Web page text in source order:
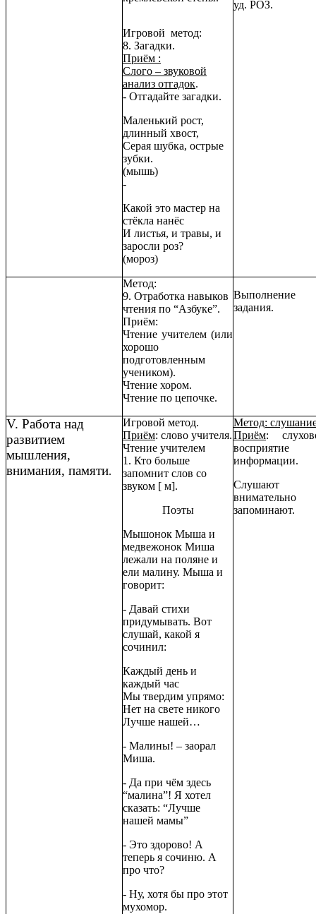
Игровой метод:
8. Загадки.
Приём :
Слого – звуковой
анализ отгадок.
- Отгадайте загадки.
Маленький рост,
длинный хвост,
Серая шубка, острые
зубки.
(мышь)
-
Какой это мастер на
стёкла нанёс
И листья, и травы, и
заросли роз?
(мороз)
уд. РОЗ.
Метод:
9. Отработка навыков
чтения по “Азбуке”.
Приём:
Чтение учителем (или
хорошо
подготовленным
учеником).
Чтение хором.
Чтение по цепочке.
Выполнение
задания.
V. Работа над
развитием
мышления,
внимания, памяти.
Игровой метод.
Приём: слово учителя.
Чтение учителем
1. Кто больше
запомнит слов со
звуком [ м].
Поэты
Мышонок Мыша и
медвежонок Миша
лежали на поляне и
ели малину. Мыша и
говорит:
- Давай стихи
придумывать. Вот
слушай, какой я
сочинил:
Каждый день и
каждый час
Мы твердим упрямо:
Нет на свете никого
Лучше нашей…
- Малины! – заорал
Миша.
- Да при чём здесь
“малина”! Я хотел
сказать: “Лучше
нашей мамы”
- Это здорово! А
теперь я сочиню. А
про что?
- Ну, хотя бы про этот
мухомор.
Метод:
Приём:
восприятие
информации.
Слушают
запоминают.